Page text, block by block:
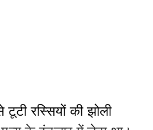
रस्सियों की झोली